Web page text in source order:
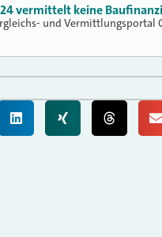
vermittelt keine
und Vermittlungsportal